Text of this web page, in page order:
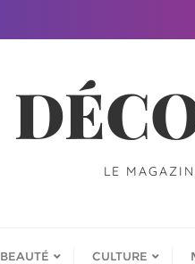
LE
BEAUTÉ CULTURE